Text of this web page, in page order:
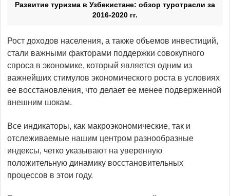
Развитие туризма в Узбекистане: обзор туротрасли за
2016-2020 гг.
Рост доходов населения, а также объемов инвестиций,
стали важными факторами поддержки совокупного
спроса в экономике, который является одним из
важнейших стимулов экономического роста в условиях
ее восстановления, что делает ее менее подверженной
внешним шокам.
Все индикаторы, как макроэкономические, так и
отслеживаемые нашим центром разнообразные
индексы, четко указывают на уверенную
положительную динамику восстановительных
процессов в этои году.